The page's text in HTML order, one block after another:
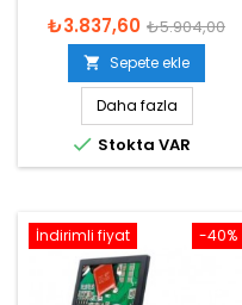
₺3.837,60 ₺5.904,00
 Sepete ekle
Daha fazla
 Stokta VAR
-40%
İndirimli fiyat